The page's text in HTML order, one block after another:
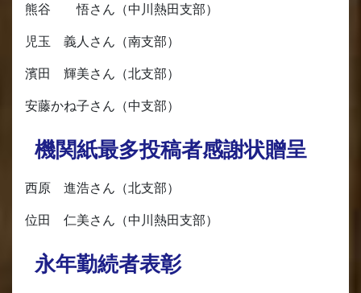
熊谷 悟さん（中川熱田支部）
児玉 義人さん（南支部）
濱田 輝美さん（北支部）
安藤かね子さん（中支部）
機関紙最多投稿者感謝状贈呈
西原 進浩さん（北支部）
位田 仁美さん（中川熱田支部）
永年勤続者表彰